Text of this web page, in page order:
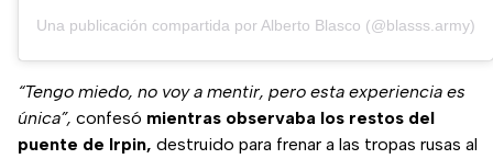
Una publicación compartida por Alberto Blasco (@blasss.army)
“Tengo miedo, no voy a mentir, pero esta experiencia es
única”, confesó mientras observaba los restos del
puente de Irpin, destruido para frenar a las tropas rusas al